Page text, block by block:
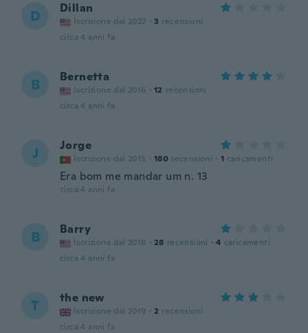
D Dillan
Iscrizione dal 2022 · 3 recensioni
circa 4 anni fa
B Bernetta
Iscrizione dal 2016 · 12 recensioni
circa 4 anni fa
J Jorge
Iscrizione dal 2015 · 180 recensioni · 1 caricamenti
Era bom me mandar um n. 13
circa 4 anni fa
B Barry
Iscrizione dal 2018 · 28 recensioni · 4 caricamenti
circa 4 anni fa
T the new
Iscrizione dal 2019 · 2 recensioni
circa 4 anni fa